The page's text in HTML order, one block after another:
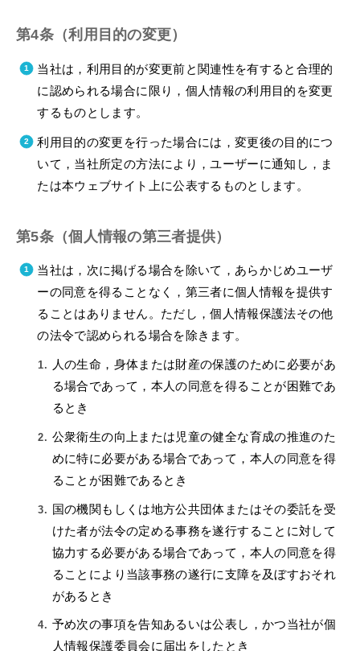
第4条（利用目的の変更）
当社は，利用目的が変更前と関連性を有すると合理的
に認められる場合に限り，個人情報の利用目的を変更
するものとします。
利用目的の変更を行った場合には，変更後の目的につ
いて，当社所定の方法により，ユーザーに通知し，ま
たは本ウェブサイト上に公表するものとします。
第5条（個人情報の第三者提供）
当社は，次に掲げる場合を除いて，あらかじめユーザ
ーの同意を得ることなく，第三者に個人情報を提供す
ることはありません。ただし，個人情報保護法その他
の法令で認められる場合を除きます。
人の生命，身体または財産の保護のために必要があ
る場合であって，本人の同意を得ることが困難であ
るとき
公衆衛生の向上または児童の健全な育成の推進のた
めに特に必要がある場合であって，本人の同意を得
ることが困難であるとき
国の機関もしくは地方公共団体またはその委託を受
けた者が法令の定める事務を遂行することに対して
協力する必要がある場合であって，本人の同意を得
ることにより当該事務の遂行に支障を及ぼすおそれ
があるとき
予め次の事項を告知あるいは公表し，かつ当社が個
人情報保護委員会に届出をしたとき